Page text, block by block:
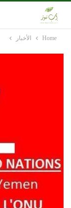
Home الأخبار